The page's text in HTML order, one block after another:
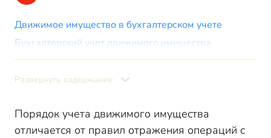
Движимое имущество в бухгалтерском учете
Бухгалтерский учет движимого имущества
Налоговый учет движимого имущества
Развернуть содержание
Порядок учета движимого имущества
отличается от правил отражения операций с